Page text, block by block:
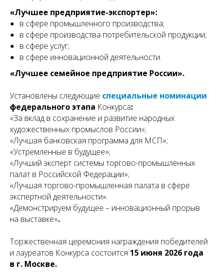
«Лучшее предприятие-экспортер»:
в сфере промышленного производства;
в сфере производства потребительской продукции;
в сфере услуг;
в сфере инновационной деятельности.
«Лучшее семейное предприятие России».
Установлены следующие специальные номинации
федерального этапа Конкурса:
«За вклад в сохранение и развитие народных
художественных промыслов России»;
«Лучшая банковская программа для МСП»;
«Устремленные в будущее»;
«Лучший эксперт системы торгово-промышленных
палат в Российской Федерации»;
«Лучшая торгово-промышленная палата в сфере
экспертной деятельности».
«Демонстрируем будущее – инновационный прорыв
на выставке».
Торжественная церемония награждения победителей
и лауреатов Конкурса состоится 15 июня 2026 года
в г. Москве.